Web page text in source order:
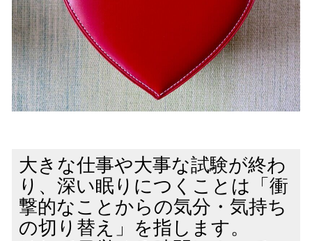
大きな仕事や大事な試験が終わ
り、深い眠りにつくことは「衝
撃的なことからの気分・気持ち
の切り替え」を指します。